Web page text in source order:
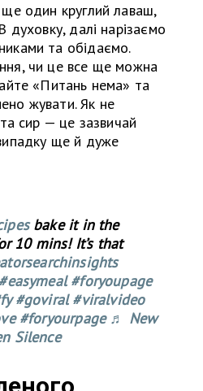
один круглий лаваш,
духовку, далі нарізаємо
та обідаємо.
чи це все ще можна
«Питань нема» та
жувати. Як не
сир — це зазвичай
ще й дуже
bake it in the
10 mins! It’s that
#easymeal #foryoupage
#goviral #viralvideo
#foryourpage ♬ New
Silence